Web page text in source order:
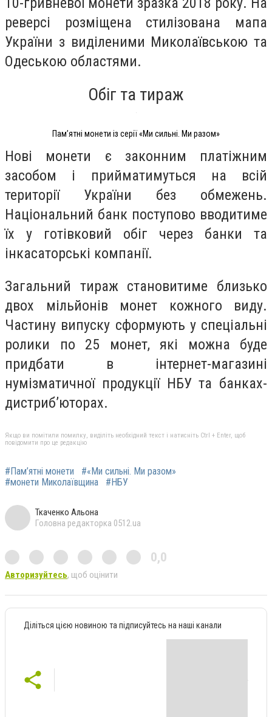
реверсі розміщена стилізована мапа
України з виділеними Миколаївською та
Одеською областями.
Обіг та тираж
Пам’ятні монети із серії «Ми сильні. Ми разом»
Нові монети є законним платіжним
засобом і прийматимуться на всій
території України без обмежень.
Національний банк поступово вводитиме
їх у готівковий обіг через банки та
інкасаторські компанії.
Загальний тираж становитиме близько
двох мільйонів монет кожного виду.
Частину випуску сформують у спеціальні
ролики по 25 монет, які можна буде
придбати в інтернет-магазині
нумізматичної продукції НБУ та банках-
дистриб’юторах.
Якщо ви помітили помилку, виділіть необхідний текст і натисніть Ctrl + Enter, щоб
повідомити про це редакцію
#Пам’ятні монети
#«Ми сильні. Ми разом»
#монети Миколаївщина
#НБУ
Ткаченко Альона
Головна редакторка 0512.ua
0,0
Авторизуйтесь, щоб оцінити
Діліться цією новиною та підписуйтесь на наші канали